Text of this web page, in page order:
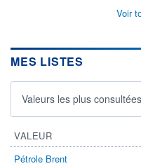
Voir
MES LISTES
Valeurs les plus consultées
VALEUR
Pétrole Brent